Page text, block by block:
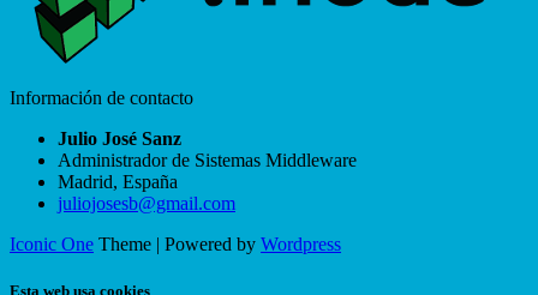
Información de contacto
Julio José Sanz
Administrador de Sistemas Middleware
Madrid, España
juliojosesb@gmail.com
Iconic One Theme | Powered by Wordpress
Esta web usa cookies